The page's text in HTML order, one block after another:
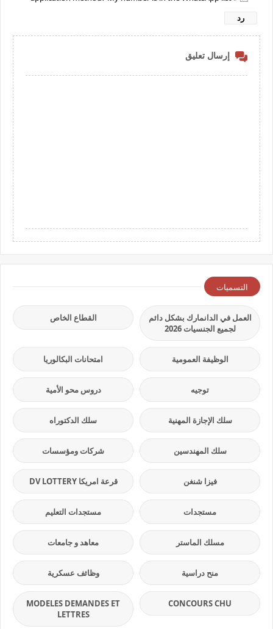
رد
إرسال تعليق
التسميات
العمل في الدانمارك بشكل دائم
لجميع الجنسيات 2026
القطاع الخاص
الوظيفة العمومية امتحانات البكالوريا
توجيه دروس محو الأمية
سلك الإجازة المهنية سلك الدكتوراه
سلك المهندسين شركات ومؤسسات
فيزا شنغن قرعة امريكا DV LOTTERY
مستجدات مستجدات التعليم
مسلك الماستر معاهد و جامعات
منح دراسية وظائف عسكرية
CONCOURS CHU
MODELES DEMANDES ET
LETTRES